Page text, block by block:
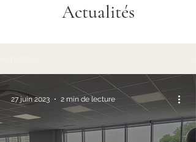
Actualités
27 juin 2023 2 min de lecture